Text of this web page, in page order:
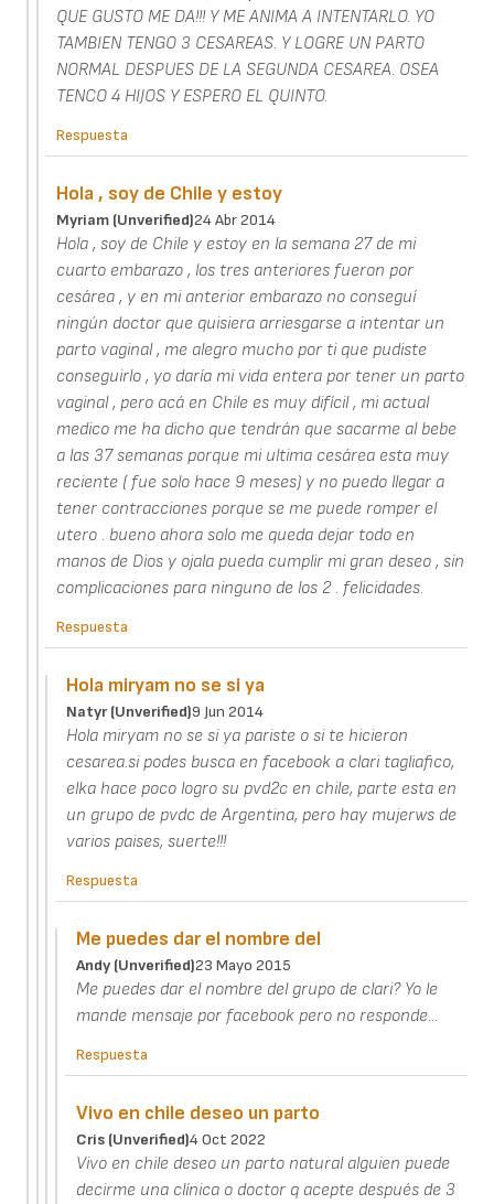
QUE GUSTO ME DA!!! Y ME ANIMA A INTENTARLO. YO
TAMBIEN TENGO 3 CESAREAS. Y LOGRE UN PARTO
NORMAL DESPUES DE LA SEGUNDA CESAREA. OSEA
TENCO 4 HIJOS Y ESPERO EL QUINTO.
Respuesta
Hola , soy de Chile y estoy
Myriam (unverified)24 Abr 2014
Hola , soy de Chile y estoy en la semana 27 de mi
cuarto embarazo , los tres anteriores fueron por
cesárea , y en mi anterior embarazo no conseguí
ningún doctor que quisiera arriesgarse a intentar un
parto vaginal , me alegro mucho por ti que pudiste
conseguirlo , yo daría mi vida entera por tener un parto
vaginal , pero acá en Chile es muy difícil , mi actual
medico me ha dicho que tendrán que sacarme al bebe
a las 37 semanas porque mi ultima cesárea esta muy
reciente ( fue solo hace 9 meses) y no puedo llegar a
tener contracciones porque se me puede romper el
utero . bueno ahora solo me queda dejar todo en
manos de Dios y ojala pueda cumplir mi gran deseo , sin
complicaciones para ninguno de los 2 . felicidades.
Respuesta
Hola miryam no se si ya
Natyr (unverified)9 Jun 2014
Hola miryam no se si ya pariste o si te hicieron
cesarea.si podes busca en facebook a clari tagliafico,
elka hace poco logro su pvd2c en chile, parte esta en
un grupo de pvdc de Argentina, pero hay mujerws de
varios paises, suerte!!!
Respuesta
Me puedes dar el nombre del
Andy (unverified)23 Mayo 2015
Me puedes dar el nombre del grupo de clari? Yo le
mande mensaje por facebook pero no responde...
Respuesta
Vivo en chile deseo un parto
Cris (unverified)4 Oct 2022
Vivo en chile deseo un parto natural alguien puede
decirme una clínica o doctor q acepte después de 3